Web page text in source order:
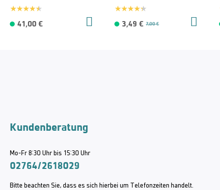
41,00 € 3,49 € 7,00 €
Kundenberatung
Mo-Fr 8:30 Uhr bis 15:30 Uhr
02764/2618029
Bitte beachten Sie, dass es sich hierbei um Telefonzeiten handelt.